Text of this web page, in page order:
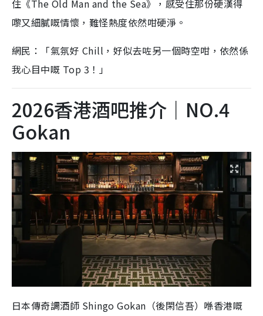
住《The Old Man and the Sea》，感受住那份硬漢得
嚟又細膩嘅情懷，難怪熱度依然咁硬淨。
網民：「氣氛好 Chill，好似去咗另一個時空咁，依然係
我心目中嘅 Top 3！」
2026香港酒吧推介｜NO.4
Gokan
日本傳奇調酒師 Shingo Gokan（後閑信吾）喺香港嘅